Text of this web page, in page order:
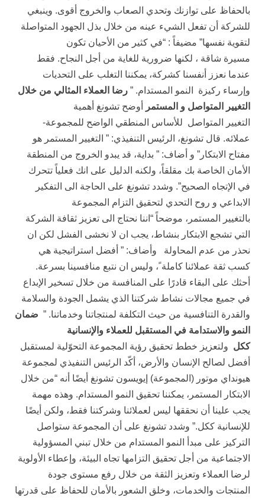
بالحفاظ على توازنك وتحدي الصعاب والخروج أقوى. وينبغي
للشركة أن تفعل الشيء عينه من خلال بذل الجهود المتواصلة
لتقوية نفسها” مضيفاً : “في كثير من الأحيان تكون
مسيرة شاقة ، لكنها ضرورية للغاية من أجل النجاح. فقط
عندما نعزز أنفسنا كشركة، يمكننا التغلب على التحديات
وإرساء ركيزة النمو المستدام. ” رضا العملاء المثالي من خلال
التغيير المتواصل و المستمر
أوضح تشونغ أهمية
التغيير المتواصل للأساس المنطقي الواضح للمجموعة-
عملائه. قال تشونغ، الرئيس التنفيذي: ” التغيير المستمر هو
مفتاح الابتكار” و أضاف: ” بداية، قد يبدو الخروج من المنطقة
الأمان الخاصة بك مقلقاً، ولكنه الدليل على انك فعلياً تتحرك
في الإتجاه الصحيح”. وشدد تشونغ على الحاجة الى التفكير
الابداعي و روح التحدي لتحقيق التزام المجموعة
بالتغيير المستمر، موضحاً “اننا نحتاج الى تعزيز ثقافة الشركة
التي تشجع الابتكار بنشاط، يجب ان لا نخشى الفشل لكن ان
نحذر من عدم المحاولة وأضاف: ” أفضل استراتيجية هي
كسب ثقة عملائنا كاملة ً، وليس ان نتبع منافسينا بسرعة.
أحثك على البقاء قادرًا على المنافسة من خلال تسخير الإبداع
في جميع مجالات نشاط شركتنا الذي يشمل الجودة والسلامة
والقدرة التنافسية من حيث التكلفة لمنتجاتنا وخدماتنا. ” ضمان
النمو والاستدامة في المستقبل للعملاء والإنسانية
ككل ولتعزيز خطط تحقيق رؤية المجموعة التحوّلية لمستقبل
أفضل لصالح الإنسان والأرض، أكّد الرئيس التنفيذي لمجموعة
هيونداي موتور (المجموعة) إيويسون تشونغ أيضًا أنه “من خلال
الابتكار المستمر، يمكننا تحقيق النمو المستدام. وهذه مهمة
يجب علينا أن نحققها ليس لعملائنا وشركتنا فقط، ولكن أيضًا
للإنسانية ككل.” وشدد تشونغ على أن المجموعة ستواصل
التركيز على مبدأ النمو المستدام من خلال تبني المسؤولية
الاجتماعية من أجل تحقيق التزامها تجاه البيئة، وإعطاء الأولوية
لرضا العملاء وتعزيز الثقة من خلال رفع مستوى جودة
المنتجات والخدمات، وخلق الشعور بالأمان للحفاظ على قدرتها